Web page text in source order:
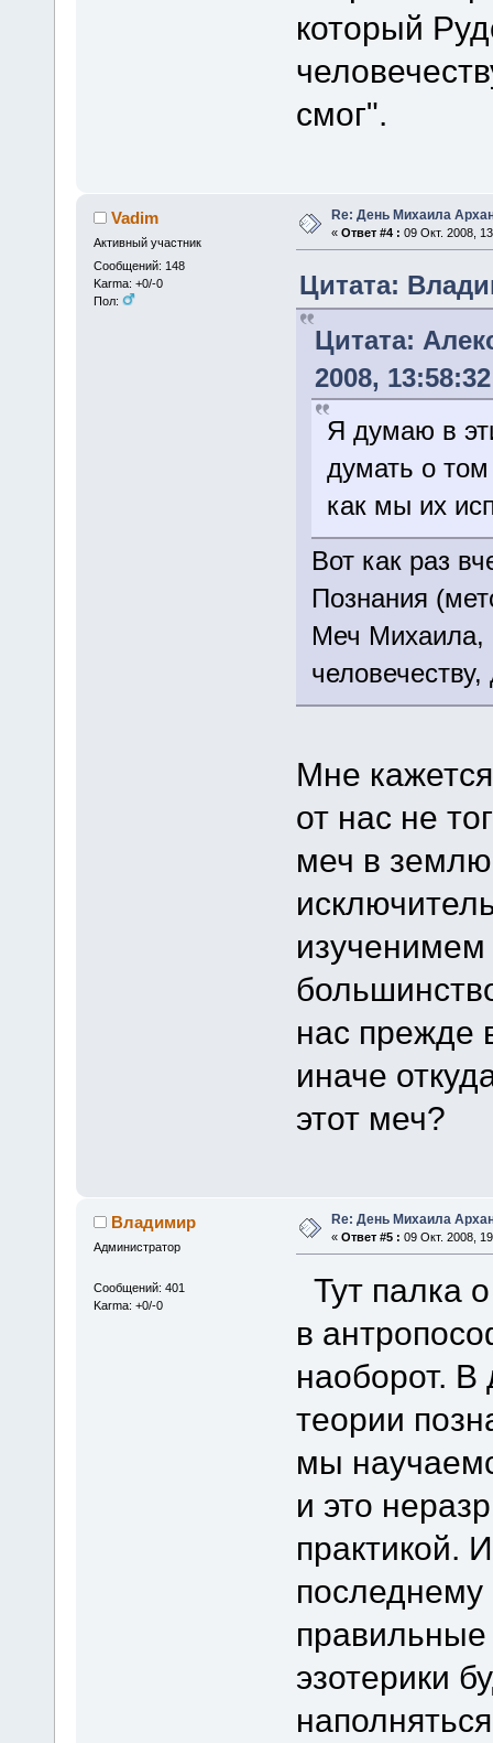
который
смог".
Vadim
Активный участник
Сообщений: 148
Karma: +0/-0
Пол:
Re: День Михаила
« Ответ #4 : 09 Окт. 2008,
Цитата:
Цитата:
2008, 13:58:32
Я думаю в
думать о
как мы их
Вот как раз
Познания
Меч Михаила,
Мне
от нас не
меч в
нас прежде
иначе
этот меч?
Владимир
Администратор
Сообщений: 401
Karma: +0/-0
Re: День Михаила
« Ответ #5 : 09 Окт. 2008,
Тут палка
в
наоборот. В
теории
мы
и это
практикой.
эзотерики